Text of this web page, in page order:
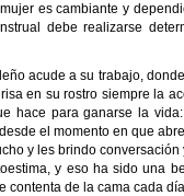
es cambiante y
debe realizarse
acude a su trabajo,
en su rostro siempre la
hace para ganarse la
el momento en que
y les brindo
y eso ha sido una
contenta de la cama cada